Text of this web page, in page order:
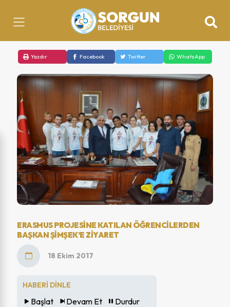
Yazdır Facebook Twitter WhatsApp
ERASMUS PROJESINE KATILAN ÖĞRENCILERDEN
BAŞKAN ŞIMŞEK’E ZIYARET
18 Ekim 2017
HABERİ DİNLE
Başlat Devam Et Durdur